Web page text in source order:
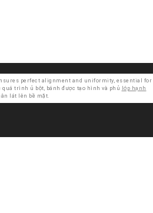
perfect alignment and uniformity, essential for
quá trình ủ bột, bánh được tạo hình và phủ
lớp hạnh
lát lên bề mặt.